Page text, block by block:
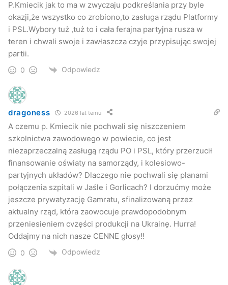
wykonanie i projekt wzięła na siebie gmina Nowy Żmigród.
To, że ten most tutaj stoi, to głównie zasługa wójta i jego
pracowników – podkreślił Starosta.
Zaznaczył również, że podziękowania należą się wielu
osobom, przede wszystkim jednak mieszkańcom Kątów za
wytrwałość i trud, który ponosili w czasach, kiedy tego
mostu nie było.
Starostwo Powiatowe w Jaśle
Adam Kmiecik kąty Krempna
miasto most Most oddany
P.Kmiecik jak to ma w zwyczaju podkreślania przy byle
okazji,że wszystko co zrobiono,to zasługa rządu Platformy
i PSL.Wybory tuż ,tuż to i cała ferajna partyjna rusza w
teren i chwali swoje i zawłaszcza czyje przypisując swojej
partii.
0 Odpowiedz
dragoness 2026 lat temu
A czemu p. Kmiecik nie pochwali się niszczeniem
szkolnictwa zawodowego w powiecie, co jest
niezaprzeczalną zasługą rządu PO i PSL, który przerzucił
finansowanie oświaty na samorządy, i kolesiowo-
partyjnych układów? Dlaczego nie pochwali się planami
połączenia szpitali w Jaśle i Gorlicach? I dorzućmy może
jeszcze prywatyzację Gamratu, sfinalizowaną przez
aktualny rząd, która zaowocuje prawdopodobnym
przeniesieniem cvzęści produkcji na Ukrainę. Hurra!
Oddajmy na nich nasze CENNE głosy!!
0 Odpowiedz